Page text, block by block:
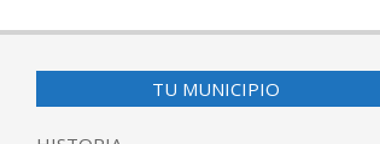
TU MUNICIPIO